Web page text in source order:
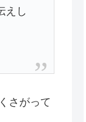
えし
さがって